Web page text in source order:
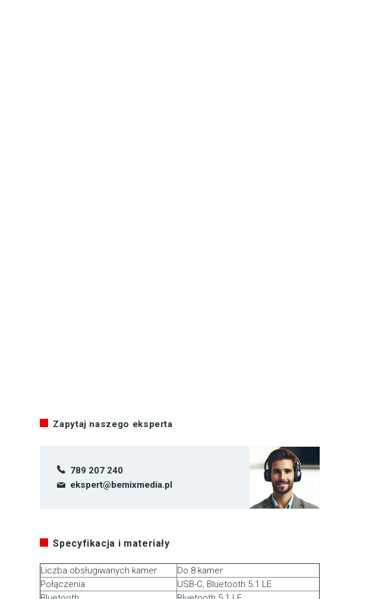
Zapytaj naszego eksperta
789 207 240
ekspert@bemixmedia.pl
Specyfikacja i materiały
Liczba obsługiwanych kamer
Do 8 kamer
Połączenia
USB-C, Bluetooth 5.1 LE